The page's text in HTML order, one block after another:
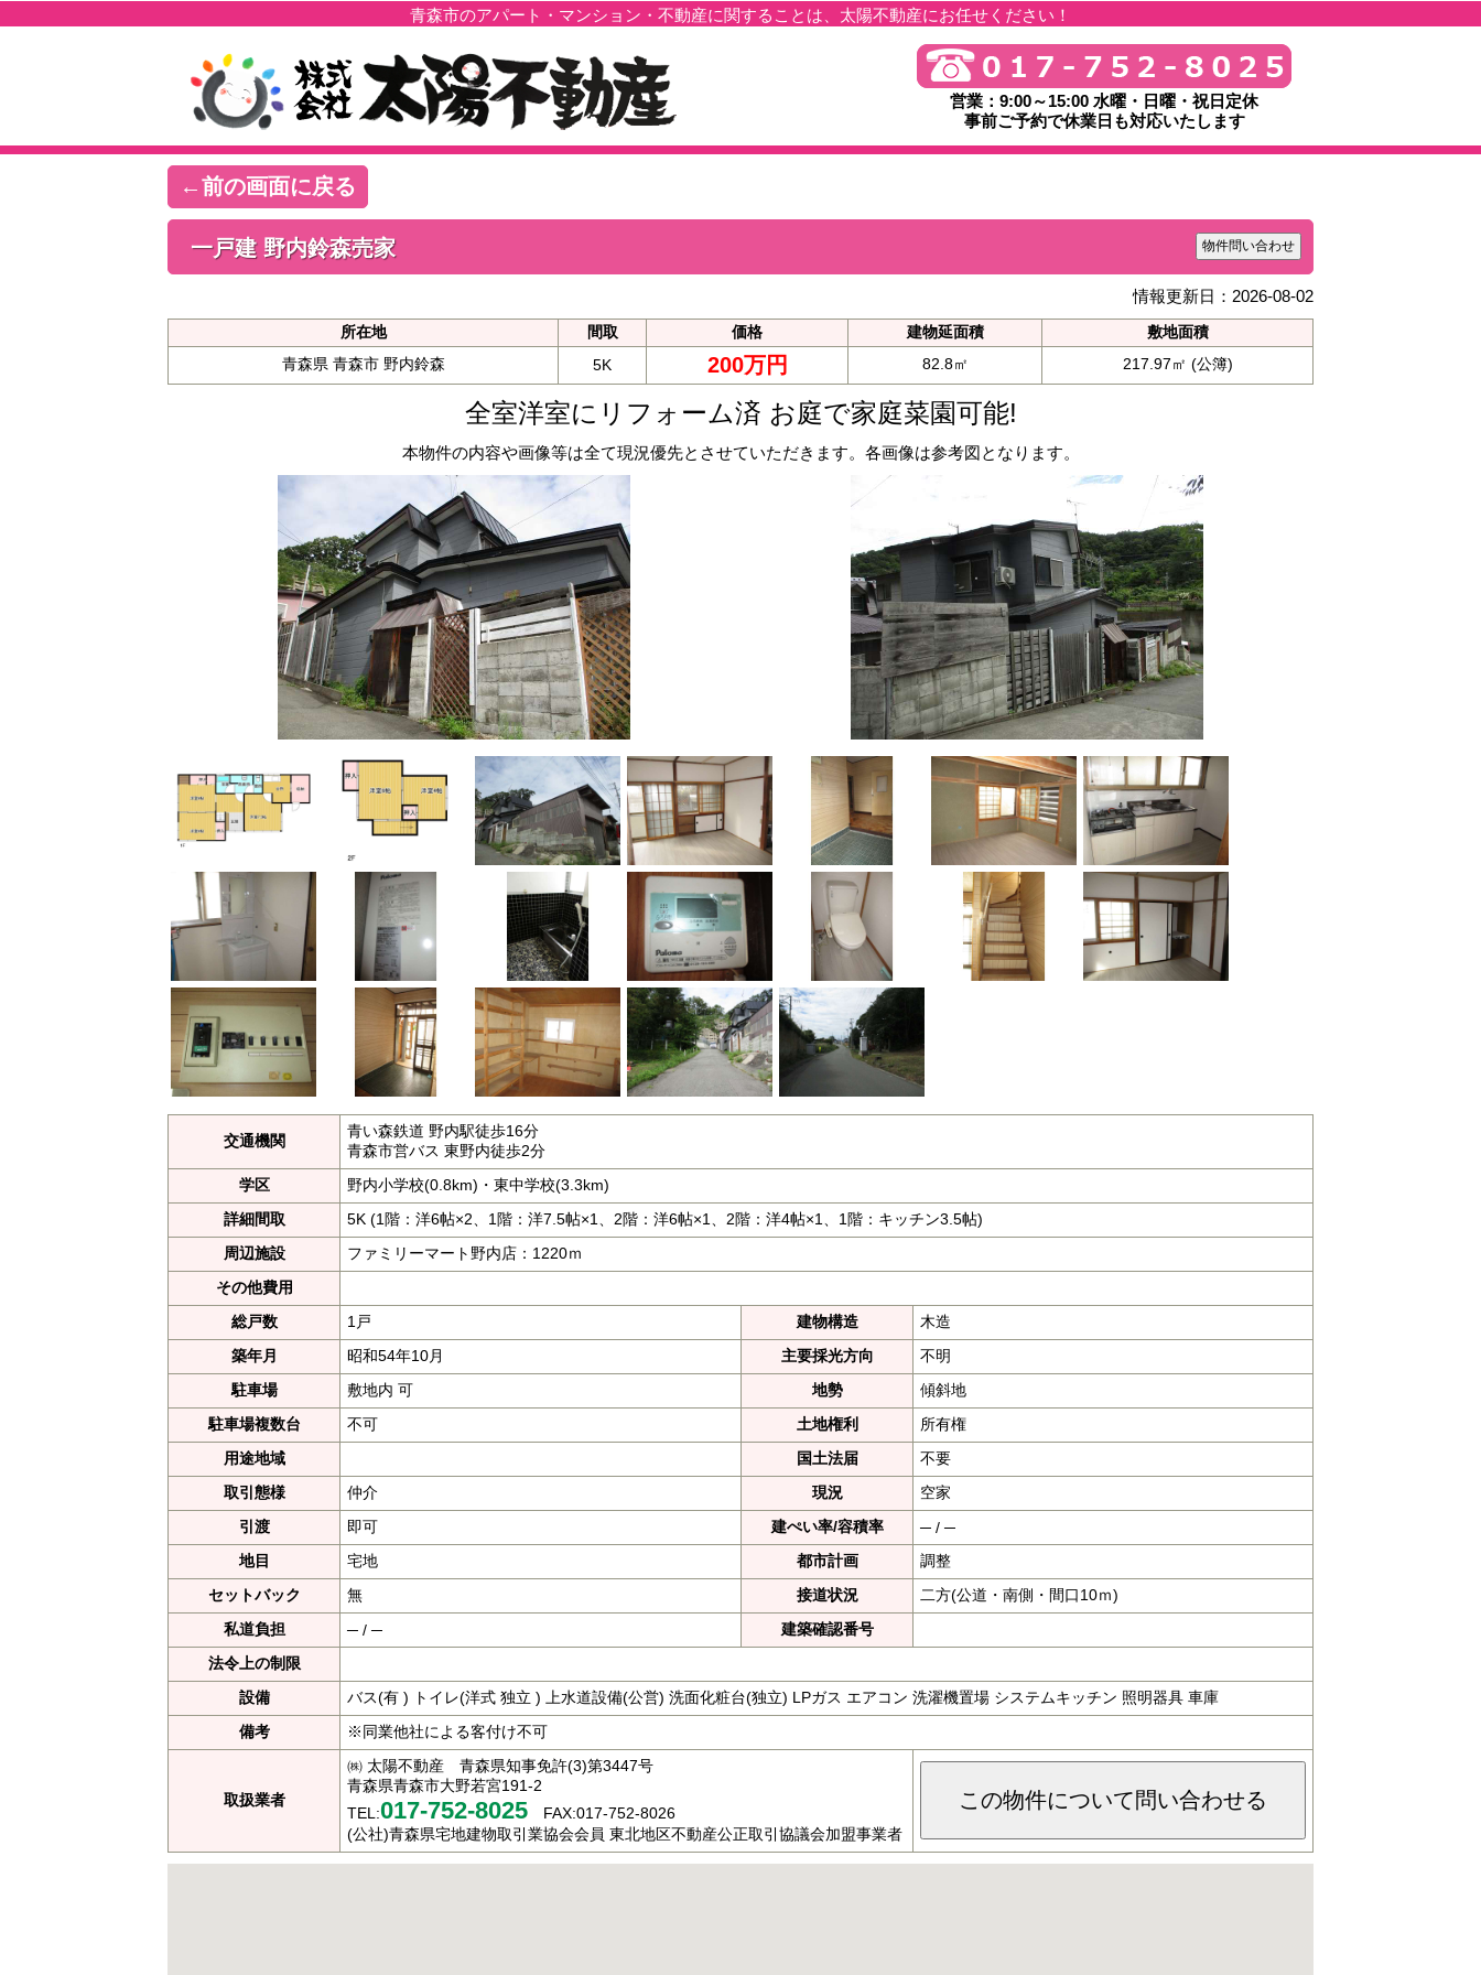
青森市のアパート・マンション・不動産に関することは、太陽不動産にお任せください！
営業：9:00～15:00 水曜・日曜・祝日定休
事前ご予約で休業日も対応いたします
←前の画面に戻る
一戸建 野内鈴森売家 物件問い合わせ
情報更新日：2026-08-02
所在地 間取 価格 建物延面積
敷地面積
青森県 青森市 野内鈴森
5K 200万円 82.8㎡ 217.97㎡ (公簿)
全室洋室にリフォーム済 お庭で家庭菜園可能!
本物件の内容や画像等は全て現況優先とさせていただきます。各画像は参考図となります。
交通機関
青い森鉄道 野内駅徒歩16分
青森市営バス 東野内徒歩2分
学区
野内小学校(0.8km)・東中学校(3.3km)
詳細間取
5K (1階：洋6帖×2、1階：洋7.5帖×1、2階：洋6帖×1、2階：洋4帖×1、1階：キッチン3.5帖)
周辺施設
ファミリーマート野内店：1220ｍ
その他費用
総戸数
1戸 建物構造
木造
築年月
昭和54年10月 主要採光方向
不明
駐車場
敷地内 可 地勢
傾斜地
駐車場複数台
不可 土地権利
所有権
用途地域
国土法届
不要
取引態様
仲介 現況
空家
引渡
即可 建ぺい率/容積率
─ / ─
地目
宅地 都市計画
調整
セットバック
無 接道状況
二方(公道・南側・間口10ｍ)
私道負担
─ / ─
建築確認番号
法令上の制限
設備
バス(有 ) トイレ(洋式 独立 ) 上水道設備(公営) 洗面化粧台(独立) LPガス エアコン 洗濯機置場 システムキッチン 照明器具 車庫
備考
※同業他社による客付け不可
取扱業者
㈱ 太陽不動産 青森県知事免許(3)第3447号
青森県青森市大野若宮191-2
TEL:017-752-8025 FAX:017-752-8026
(公社)青森県宅地建物取引業協会会員 東北地区不動産公正取引協議会加盟事業者
この物件について問い合わせる